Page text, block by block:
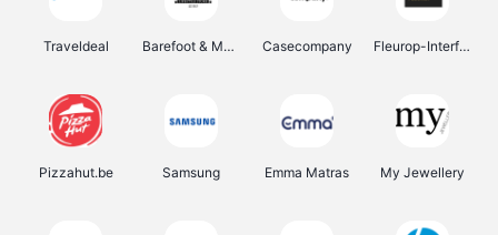
Traveldeal Barefoot & More Casecompany Fleurop-Interflora
Pizzahut.be Samsung Emma Matras My Jewellery